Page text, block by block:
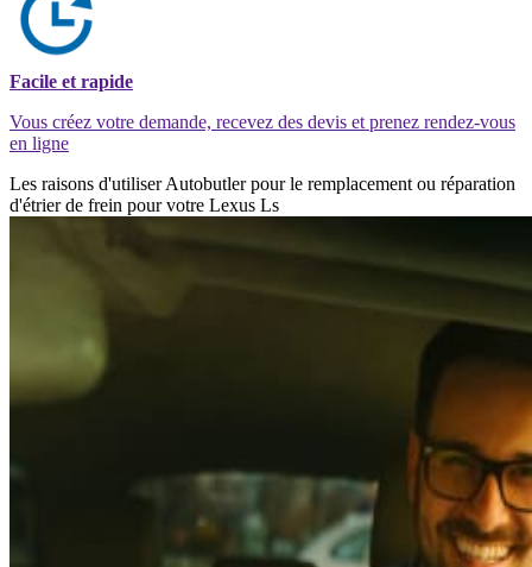
Facile et rapide
Vous créez votre demande, recevez des devis et prenez rendez-vous
en ligne
Les raisons d'utiliser Autobutler pour le remplacement ou réparation
d'étrier de frein pour votre Lexus Ls